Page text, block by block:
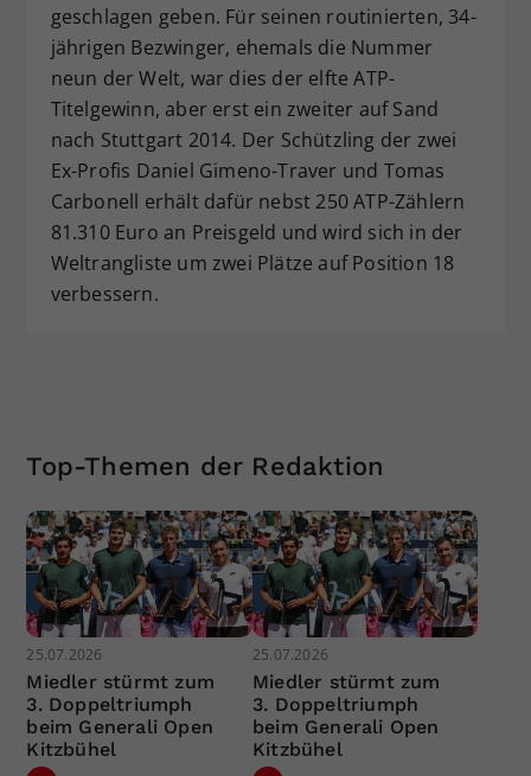
geschlagen geben. Für seinen routinierten, 34-
jährigen Bezwinger, ehemals die Nummer
neun der Welt, war dies der elfte ATP-
Titelgewinn, aber erst ein zweiter auf Sand
nach Stuttgart 2014. Der Schützling der zwei
Ex-Profis Daniel Gimeno-Traver und Tomas
Carbonell erhält dafür nebst 250 ATP-Zählern
81.310 Euro an Preisgeld und wird sich in der
Weltrangliste um zwei Plätze auf Position 18
verbessern.
Top-Themen der Redaktion
25.07.2026
Miedler stürmt zum
3. Doppeltriumph
beim Generali Open
Kitzbühel
25.07.2026
Miedler stürmt zum
3. Doppeltriumph
beim Generali Open
Kitzbühel